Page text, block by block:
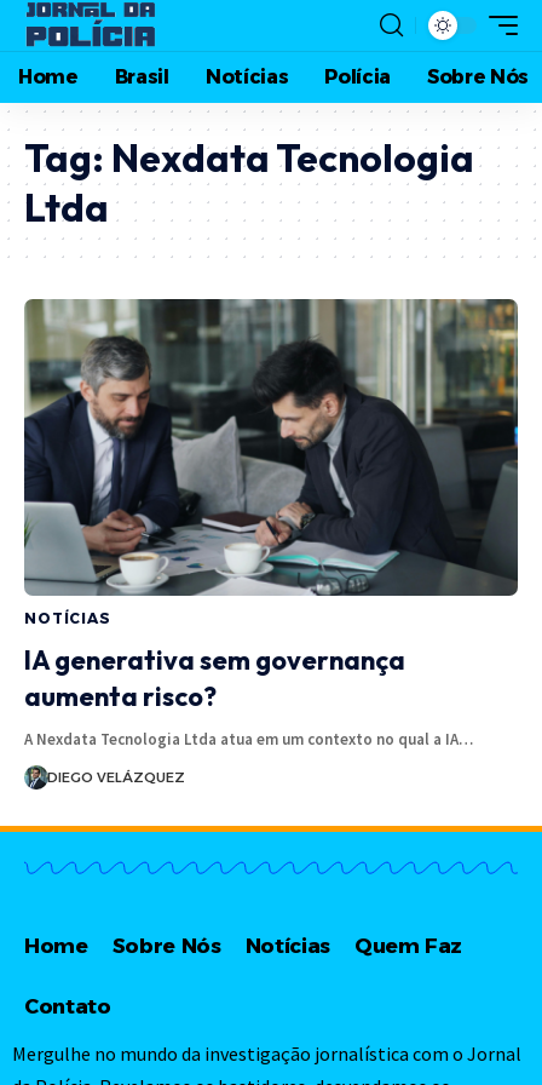
Home Brasil Notícias Polícia Sobre Nós
Tag: Nexdata Tecnologia
Ltda
NOTÍCIAS
IA generativa sem governança
aumenta risco?
A Nexdata Tecnologia Ltda atua em um contexto no qual a IA…
DIEGO VELÁZQUEZ
Home Sobre Nós Notícias Quem Faz
Contato
Mergulhe no mundo da investigação jornalística com o Jornal